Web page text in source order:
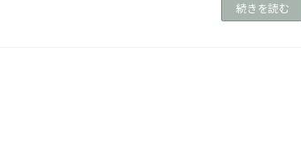
続きを読む